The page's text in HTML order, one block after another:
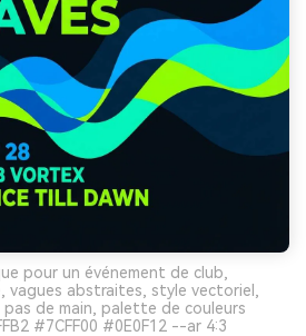
pour un événement de club,
vagues abstraites, style vectoriel,
de main, palette de couleurs
#7CFF00 #0E0F12 --ar 4:3